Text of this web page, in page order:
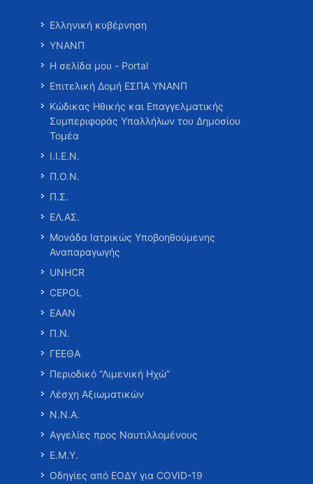
Ελληνική κυβέρνηση
ΥΝΑΝΠ
Η σελίδα μου - Portal
Επιτελική Δομή ΕΣΠΑ ΥΝΑΝΠ
Κώδικας Ηθικής και Επαγγελματικής
Συμπεριφοράς Υπαλλήλων του Δημοσίου
Τομέα
Ι.Ι.Ε.Ν.
Π.Ο.Ν.
Π.Σ.
ΕΛ.ΑΣ.
Μονάδα Ιατρικώς Υποβοηθούμενης
Αναπαραγωγής
UNHCR
CEPOL
ΕΑΑΝ
Π.Ν.
ΓΕΕΘΑ
Περιοδικό “Λιμενική Ηχώ”
Λέσχη Αξιωματικών
Ν.Ν.Α.
Αγγελίες προς Ναυτιλλομένους
Ε.Μ.Υ.
Οδηγίες από ΕΟΔΥ για COVID-19